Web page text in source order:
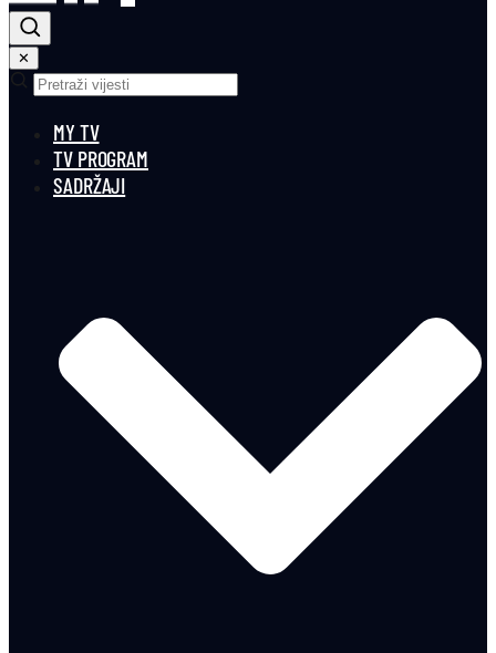
✕
MY TV
TV PROGRAM
SADRŽAJI